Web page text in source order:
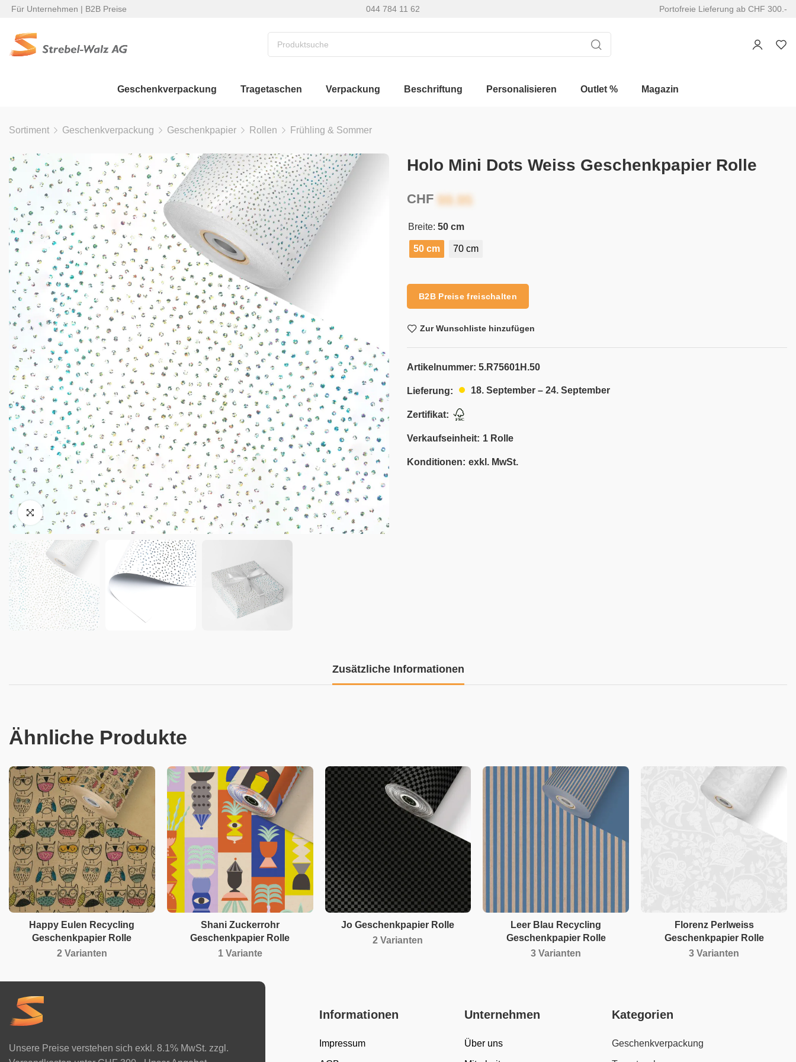
Für Unternehmen | B2B Preise 044 784 11 62 Portofreie Lieferung ab CHF 300.-
Geschenkverpackung Tragetaschen Verpackung Beschriftung Personalisieren Outlet % Magazin
Sortiment Geschenkverpackung Geschenkpapier Rollen Frühling & Sommer
Holo Mini Dots Weiss Geschenkpapier Rolle
CHF
Breite: 50 cm
50 cm 70 cm
B2B Preise freischalten
Zur Wunschliste hinzufügen
Artikelnummer: 5.R75601H.50
Lieferung: 18. September – 24. September
Zertifikat:
Verkaufseinheit: 1 Rolle
Konditionen: exkl. MwSt.
Zusätzliche Informationen
Ähnliche Produkte
Happy Eulen Recycling
Geschenkpapier Rolle
2 Varianten
Shani Zuckerrohr
Geschenkpapier Rolle
1 Variante
Jo Geschenkpapier Rolle
2 Varianten
Leer Blau Recycling
Geschenkpapier Rolle
3 Varianten
Florenz Perlweiss
Geschenkpapier Rolle
3 Varianten
Unsere Preise verstehen sich exkl. 8.1% MwSt. zzgl.
Informationen
Impressum
Unternehmen
Über uns
Kategorien
Geschenkverpackung